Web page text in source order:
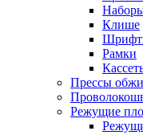
Клише
Рамки
Прессы
Режущие